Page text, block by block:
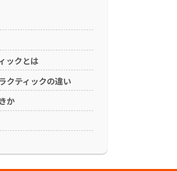
ックとは
クティックの違い
か